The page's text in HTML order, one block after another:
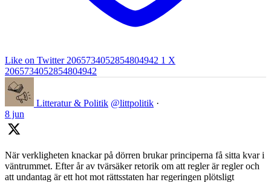
Like on Twitter 2065734052854804942 1 X
2065734052854804942
Litteratur & Politik @littpolitik ·
8 jun
När verkligheten knackar på dörren brukar principerna få sitta kvar i
väntrummet. Efter år av tvärsäker retorik om att regler är regler och
att undantag är ett hot mot rättsstaten har regeringen plötsligt